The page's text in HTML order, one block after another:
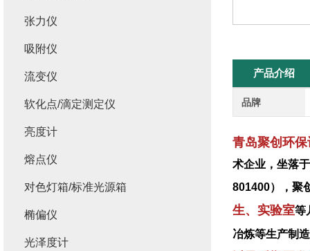
产品介绍
品牌
青岛聚创环
术企业，坐落
801400），聚
生、实验室等
冶炼等生产制
张力仪
吸附仪
流变仪
软化点/滴定测定仪
亮度计
熔点仪
对色灯箱/标准光源箱
椭偏仪
光泽度计